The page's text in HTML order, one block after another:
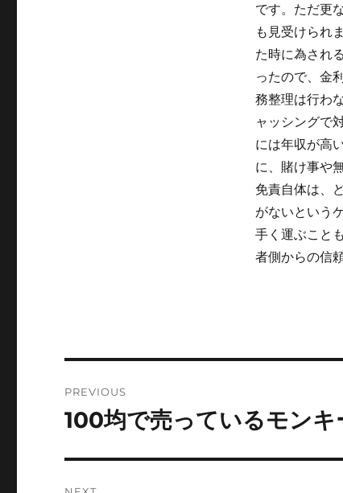
です。ただ更
も見受けられ
た時に為され
ったので、金
務整理は行わ
ャッシングで
には年収が高
に、賭け事や
免責自体は、
がないという
手く運ぶこと
者側からの信
navigation
PREVIOUS
Previous
100均で売っているモンキ